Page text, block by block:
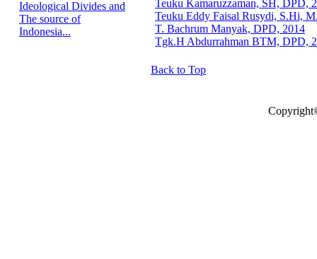
Ideological Divides and
The source of
Indonesia...
Teuku Kamaruzzaman, SH, DPD,
Teuku Eddy Faisal Rusydi, S.Hi,
T. Bachrum Manyak, DPD, 2014
Tgk.H Abdurrahman BTM, DPD,
Back to Top